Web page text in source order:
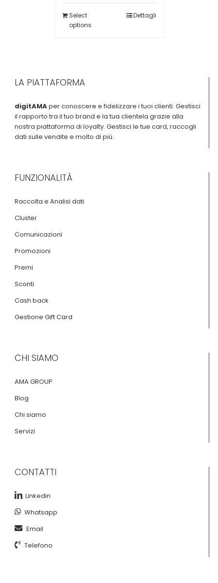
Select
options
Dettagli
LA PIATTAFORMA
digitAMAper conoscere e fidelizzare i tuoi clienti. Gestisci
il rapporto tra il tuo brand e la tua clientela grazie alla
nostra piattaforma di loyalty. Gestisci le tue card, raccogli
dati sulle vendite e molto di più.
FUNZIONALITÀ
Raccolta e Analisi dati
Cluster
Comunicazioni
Promozioni
Premi
Sconti
Cash back
Gestione Gift Card
CHI SIAMO
AMA GROUP
Blog
Chi siamo
Servizi
CONTATTI
Linkedin
Whatsapp
Email
Telefono